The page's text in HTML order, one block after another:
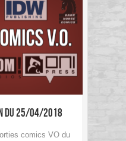
du 25/04/2018
comics VO du